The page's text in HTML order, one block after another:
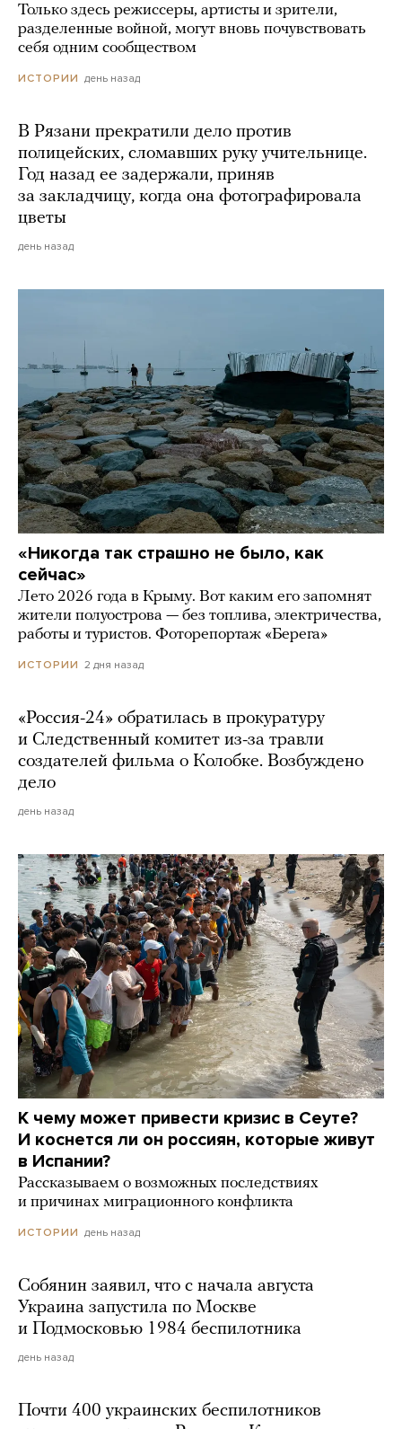
Только здесь режиссеры, артисты и зрители,
разделенные войной, могут вновь почувствовать
себя одним сообществом
ИСТОРИИ день назад
В Рязани прекратили дело против
полицейских, сломавших руку учительнице.
Год назад ее задержали, приняв
за закладчицу, когда она фотографировала
цветы
день назад
«Никогда так страшно не было, как
сейчас»
Лето 2026 года в Крыму. Вот каким его запомнят
жители полуострова — без топлива, электричества,
работы и туристов. Фоторепортаж «Берега»
ИСТОРИИ 2 дня назад
«Россия-24» обратилась в прокуратуру
и Следственный комитет из-за травли
создателей фильма о Колобке. Возбуждено
дело
день назад
К чему может привести кризис в Сеуте?
И коснется ли он россиян, которые живут
в Испании?
Рассказываем о возможных последствиях
и причинах миграционного конфликта
ИСТОРИИ день назад
Собянин заявил, что с начала августа
Украина запустила по Москве
и Подмосковью 1984 беспилотника
день назад
Почти 400 украинских беспилотников